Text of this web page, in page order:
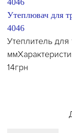
Утеплювач для
4046
Утеплитель
14грн